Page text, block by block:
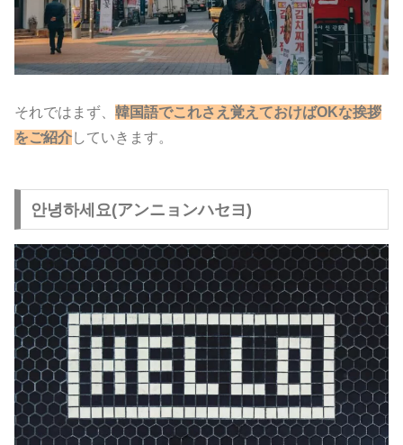
それではまず、 韓国語でこれさえ覚えておけばOKな挨拶
をご紹介していきます。
안녕하세요(アンニョンハセヨ)